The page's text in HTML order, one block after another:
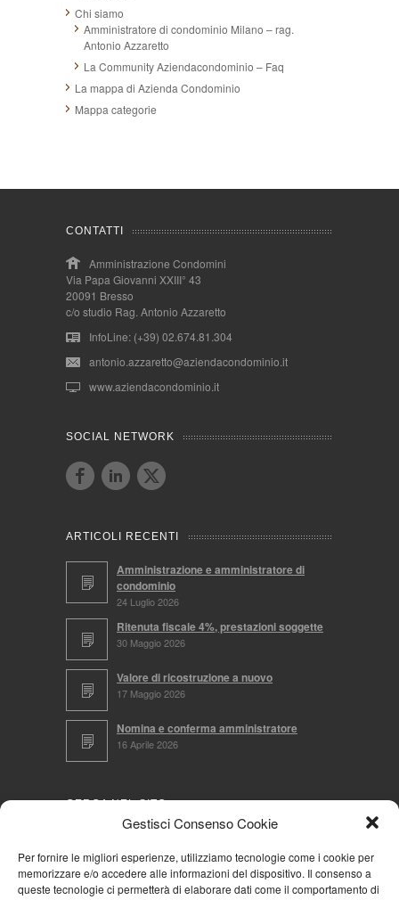
Gestisci Consenso Cookie
Per fornire le migliori esperienze, utilizziamo tecnologie come i cookie per
memorizzare e/o accedere alle informazioni del dispositivo. Il consenso a
queste tecnologie ci permetterà di elaborare dati come il comportamento di
Chi siamo
Amministratore di condominio Milano – rag.
Antonio Azzaretto
La Community Aziendacondominio – Faq
La mappa di Azienda Condominio
Mappa categorie
CONTATTI
Amministrazione Condomini
Via Papa Giovanni XXIII° 43
20091 Bresso
c/o studio Rag. Antonio Azzaretto
InfoLine: (+39) 02.674.81.304
antonio.azzaretto@aziendacondominio.it
www.aziendacondominio.it
SOCIAL NETWORK
ARTICOLI RECENTI
Amministrazione e amministratore di
condominio
24 Luglio 2026
Ritenuta fiscale 4%, prestazioni soggette
30 Maggio 2026
Valore di ricostruzione a nuovo
17 Maggio 2026
Nomina e conferma amministratore
16 Aprile 2026
CERCA NEL SITO
NAVIGA PER